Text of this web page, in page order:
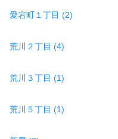
愛宕町１丁目 (2)
荒川２丁目 (4)
荒川３丁目 (1)
荒川５丁目 (1)